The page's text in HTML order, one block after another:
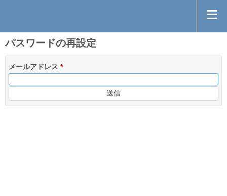
パスワードの再設定
メールアドレス *